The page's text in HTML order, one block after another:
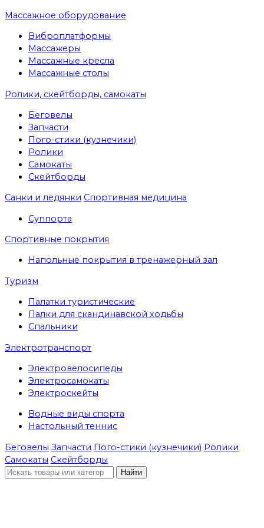
Массажное оборудование
Виброплатформы
Массажеры
Массажные кресла
Массажные столы
Ролики, скейтборды, самокаты
Беговелы
Запчасти
Пого-стики (кузнечики)
Ролики
Самокаты
Скейтборды
Санки и ледянки Спортивная медицина
Суппорта
Спортивные покрытия
Напольные покрытия в тренажерный зал
Туризм
Палатки туристические
Палки для скандинавской ходьбы
Спальники
Электротранспорт
Электровелосипеды
Электросамокаты
Электроскейты
Водные виды спорта
Настольный теннис
Беговелы Запчасти Пого-стики (кузнечики) Ролики
Самокаты Скейтборды
Найти